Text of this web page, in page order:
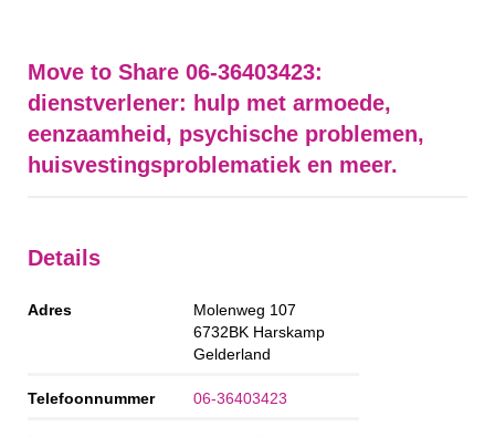
Move to Share 06-36403423:
dienstverlener: hulp met armoede,
eenzaamheid, psychische problemen,
huisvestingsproblematiek en meer.
Details
Adres
Molenweg 107
6732BK Harskamp
Gelderland
Telefoonnummer 06-36403423